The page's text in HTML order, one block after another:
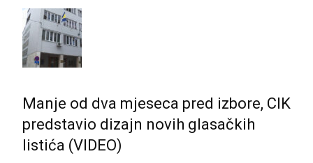
Manje od dva mjeseca pred izbore, CIK
predstavio dizajn novih glasačkih
listića (VIDEO)